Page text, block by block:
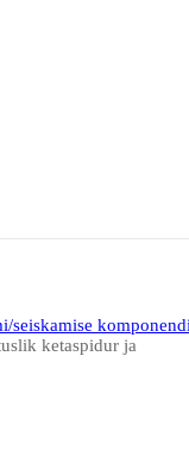
seiskamise
ketaspidur ja